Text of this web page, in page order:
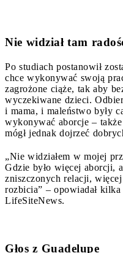
Nie widział tam
Po studiach postanowił
chce wykonywać swoją
zagrożone ciąże, tak aby
wyczekiwane dzieci.
i mama, i maleństwo były
wykonywać aborcje –
mógł jednak dojrzeć
„Nie widziałem w mojej
Gdzie było więcej aborcji,
zniszczonych relacji,
rozbicia” – opowiadał
LifeSiteNews.
Głos z Guadelupe